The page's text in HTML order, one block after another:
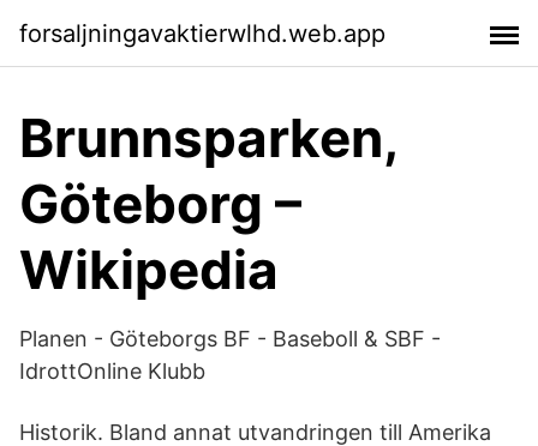
forsaljningavaktierwlhd.web.app
Brunnsparken,
Göteborg –
Wikipedia
Planen - Göteborgs BF - Baseboll & SBF -
IdrottOnline Klubb
Historik. Bland annat utvandringen till Amerika